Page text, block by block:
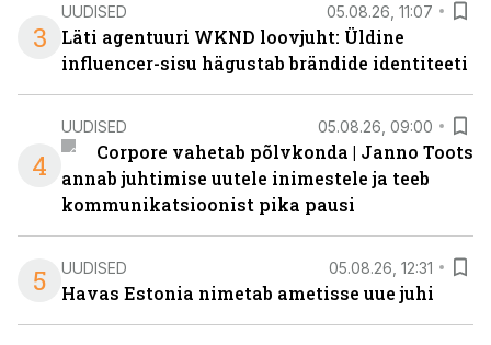
3
UUDISED 05.08.26, 11:07
Läti agentuuri WKND loovjuht: Üldine
influencer-sisu hägustab brändide identiteeti
4
UUDISED 05.08.26, 09:00
Corpore vahetab põlvkonda | Janno Toots
annab juhtimise uutele inimestele ja teeb
kommunikatsioonist pika pausi
5 UUDISED 05.08.26, 12:31
Havas Estonia nimetab ametisse uue juhi